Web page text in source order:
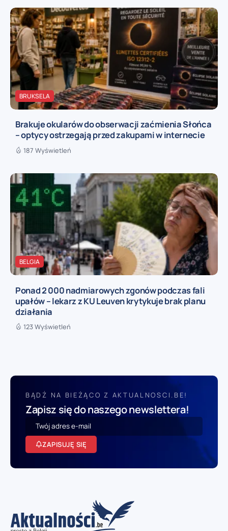
BRUKSELA
Brakuje okularów do obserwacji zaćmienia Słońca
– optycy ostrzegają przed zakupami w internecie
187 Wyświetleń
BELGIA
Ponad 2 000 nadmiarowych zgonów podczas fali
upałów – lekarz z KU Leuven krytykuje brak planu
działania
123 Wyświetleń
BĄDŹ NA BIEŻĄCO Z AKTUALNOSCI.BE!
Zapisz się do naszego newslettera!
ZAPISUJĘ SIĘ